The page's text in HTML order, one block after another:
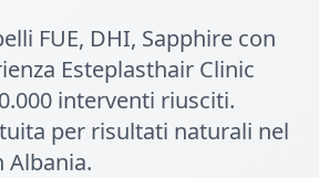
FUE, DHI, Sapphire con
Esteplasthair Clinic
interventi riusciti.
per risultati naturali nel
Albania.